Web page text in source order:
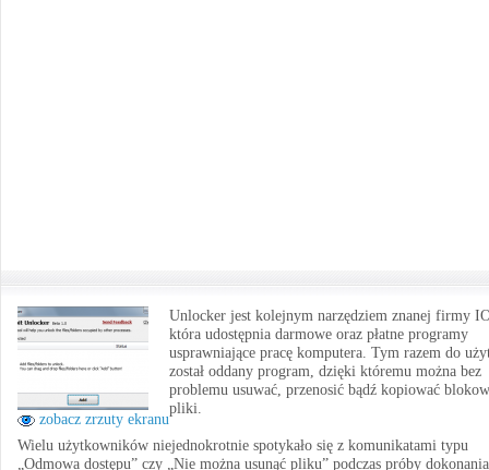
zobacz zrzuty ekranu
Unlocker jest kolejnym narzędziem znanej firmy
która udostępnia darmowe oraz płatne programy
usprawniające pracę komputera. Tym razem do
został oddany program, dzięki któremu można bez
problemu usuwać, przenosić bądź kopiować
pliki.
Wielu użytkowników niejednokrotnie spotykało się z komunikatami typu
„Odmowa dostępu” czy „Nie można usunąć pliku” podczas próby dokonania